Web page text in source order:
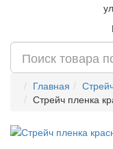
Главная
Стрейч пленка